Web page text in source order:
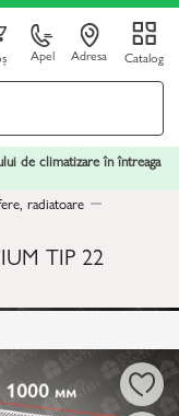
Apel Adresa Catalog
de climatizare în întreaga
radiatoare
TIP 22